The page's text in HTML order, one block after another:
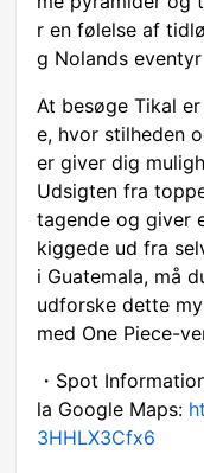
r en følelse af
g Nolands
At besøge Tikal
e, hvor stilheden
er giver dig
Udsigten fra
tagende og giver
kiggede ud fra
i Guatemala, må
udforske dette
med One Piece-
・Spot
la Google Maps:
3HHLX3Cfx6